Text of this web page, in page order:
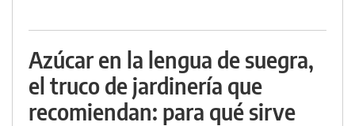
Azúcar en la lengua de suegra,
el truco de jardinería que
recomiendan: para qué sirve